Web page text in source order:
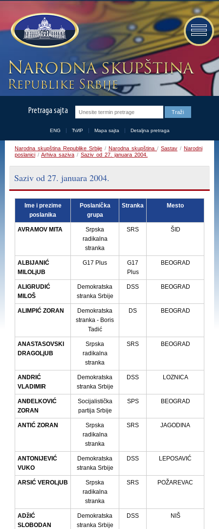
Pretraga sajta
ENG ЋИР Mapa sajta Detaljna pretraga
Narodna skupština Republike Srbije / Narodna skupština / Sastav / Narodni
poslanici / Arhiva saziva / Saziv od 27. januara 2004.
Saziv od 27. januara 2004.
Ime i prezime
poslanika
Poslanička
grupa
Stranka Mesto
AVRAMOV MITA
Srpska
radikalna
stranka
SRS ŠID
ALBIJANIĆ
MILOLjUB
G17 Plus
G17
Plus
BEOGRAD
ALIGRUDIĆ
MILOŠ
Demokratska
stranka Srbije
DSS BEOGRAD
ALIMPIĆ ZORAN
Demokratska
stranka - Boris
Tadić
DS BEOGRAD
ANASTASOVSKI
DRAGOLjUB
Srpska
radikalna
stranka
SRS BEOGRAD
ANDRIĆ
VLADIMIR
Demokratska
stranka Srbije
DSS LOZNICA
ANĐELKOVIĆ
ZORAN
Socijalistička
partija Srbije
SPS BEOGRAD
ANTIĆ ZORAN
Srpska
radikalna
stranka
SRS JAGODINA
ANTONIJEVIĆ
VUKO
Demokratska
stranka Srbije
DSS LEPOSAVIĆ
ARSIĆ VEROLjUB
Srpska
radikalna
stranka
SRS POŽAREVAC
ADžIĆ
SLOBODAN
Demokratska
stranka Srbije
DSS NIŠ